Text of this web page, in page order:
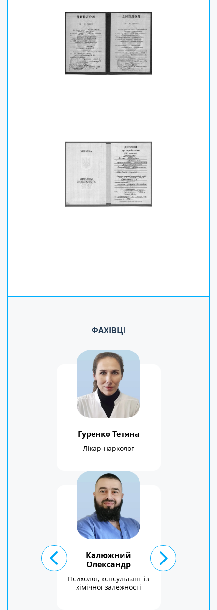
ФАХІВЦІ
Гуренко Тетяна
Лікар-нарколог
Калюжний
Олександр
Психолог, консультант із
хімічної залежності